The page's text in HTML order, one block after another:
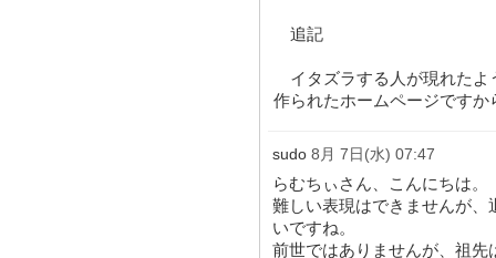
追記
イタズラする人が現れたよ
作られたホームページです
sudo 8月 7日(水) 07:47
らむちぃさん、こんにちは。
難しい表現はできませんが
いですね。
前世ではありませんが、祖先